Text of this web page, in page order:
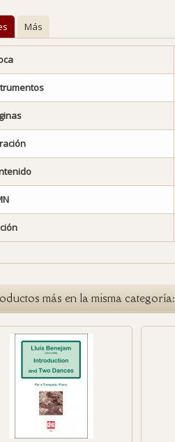
Más
más en la misma categoría: